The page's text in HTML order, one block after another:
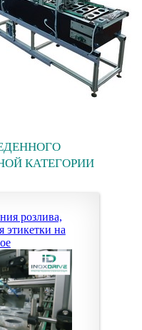
КАТЕГОРИИ
розлива,
этикетки на